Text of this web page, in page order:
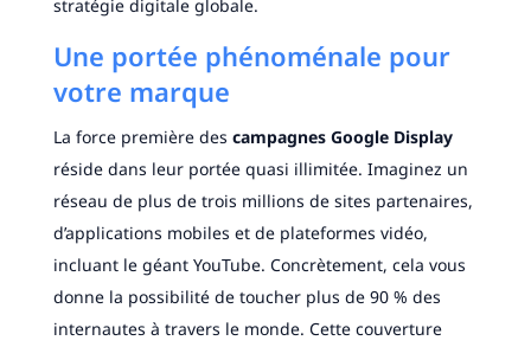
stratégie digitale globale.
Une portée phénoménale pour
votre marque
La force première des campagnes Google Display
réside dans leur portée quasi illimitée. Imaginez un
réseau de plus de trois millions de sites partenaires,
d’applications mobiles et de plateformes vidéo,
incluant le géant YouTube. Concrètement, cela vous
donne la possibilité de toucher plus de 90 % des
internautes à travers le monde. Cette couverture